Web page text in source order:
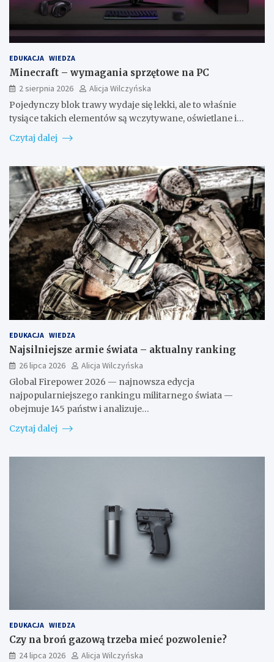
EDUKACJA WIEDZA
Minecraft – wymagania sprzętowe na PC
2 sierpnia 2026
Alicja Wilczyńska
Pojedynczy blok trawy wydaje się lekki, ale to właśnie
tysiące takich elementów są wczytywane, oświetlane i…
Czytaj dalej
EDUKACJA WIEDZA
Najsilniejsze armie świata – aktualny ranking
26 lipca 2026
Alicja Wilczyńska
Global Firepower 2026 — najnowsza edycja
najpopularniejszego rankingu militarnego świata —
obejmuje 145 państw i analizuje…
Czytaj dalej
EDUKACJA WIEDZA
Czy na broń gazową trzeba mieć pozwolenie?
24 lipca 2026
Alicja Wilczyńska